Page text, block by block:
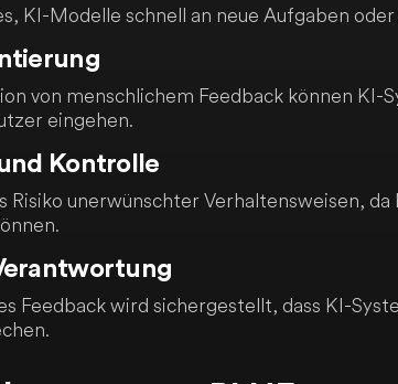
KI-Modelle schnell an neue Aufgaben
von menschlichem Feedback können KI-
eingehen.
Kontrolle
Risiko unerwünschter Verhaltensweisen,
Feedback wird sichergestellt, dass KI-